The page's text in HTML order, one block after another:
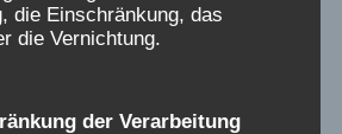
die Einschränkung, das
die Vernichtung.
der Verarbeitung